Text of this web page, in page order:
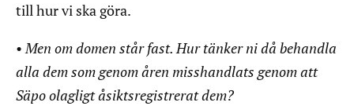
till hur vi ska göra.
•Men om domen står fast. Hur tänker ni då behandla
alla dem som genom åren misshandlats genom att
Säpo olagligt åsiktsregistrerat dem?